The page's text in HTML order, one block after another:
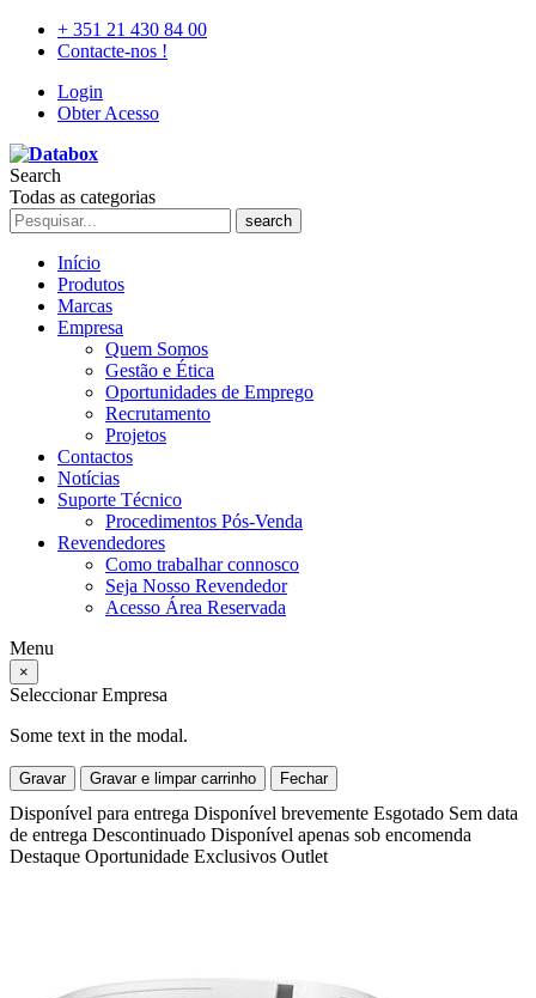
+ 351 21 430 84 00
Contacte-nos !
Login
Obter Acesso
Search
Todas as categorias
search
Início
Produtos
Marcas
Empresa
Quem Somos
Gestão e Ética
Oportunidades de Emprego
Recrutamento
Projetos
Contactos
Notícias
Suporte Técnico
Procedimentos Pós-Venda
Revendedores
Como trabalhar connosco
Seja Nosso Revendedor
Acesso Área Reservada
Menu
×
Seleccionar Empresa
Some text in the modal.
Gravar Gravar e limpar carrinho Fechar
Disponível para entrega Disponível brevemente Esgotado Sem data
de entrega Descontinuado Disponível apenas sob encomenda
Destaque Oportunidade Exclusivos Outlet